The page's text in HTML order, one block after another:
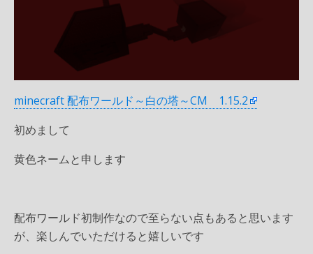
minecraft 配布ワールド～白の塔～CM 1.15.2
初めまして
黄色ネームと申します
配布ワールド初制作なので至らない点もあると思います
が、楽しんでいただけると嬉しいです